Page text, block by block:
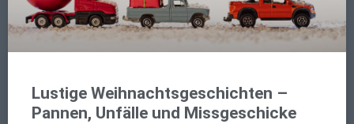
Lustige Weihnachtsgeschichten –
Pannen, Unfälle und Missgeschicke